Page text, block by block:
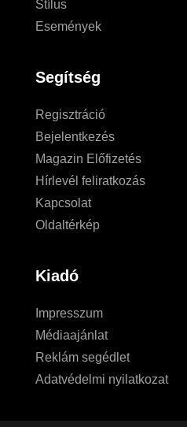
Stílus
Események
Segítség
Regisztráció
Bejelentkezés
Magazin Előfizetés
Hírlevél feliratkozás
Kapcsolat
Oldaltérkép
Kiadó
Impresszum
Médiaajánlat
Reklám segédlet
Adatvédelmi nyilatkozat